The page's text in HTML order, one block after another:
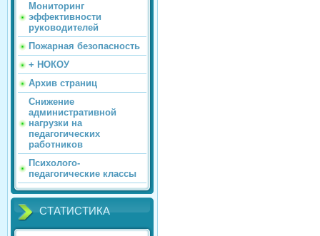
Мониторинг
эффективности
руководителей
Пожарная безопасность
+ НОКОУ
Архив страниц
Снижение
административной
нагрузки на
педагогических
работников
Психолого-
педагогические классы
СТАТИСТИКА